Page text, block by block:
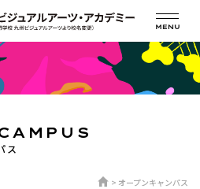
ス
オープンキャンパス